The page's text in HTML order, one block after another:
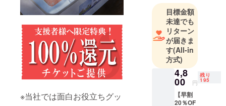
※当社では面白お役立ちグッ
画・開発に
挑んでいま
す。
「面白い」
「便利」
「欲しかっ
た！」と感
じていただ
目標金額
未達でも
リターン
が届きま
す(All-in
方式)
4,8
00 円
残り
195
【早割
20％OF